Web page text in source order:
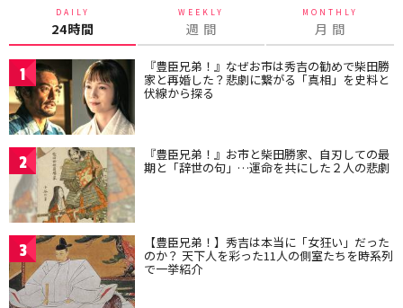
DAILY
24時間
WEEKLY
週 間
MONTHLY
月 間
1 『豊臣兄弟！』なぜお市は秀吉の勧めで柴田勝
家と再婚した？悲劇に繋がる「真相」を史料と
伏線から探る
2 『豊臣兄弟！』お市と柴田勝家、自刃しての最
期と「辞世の句」…運命を共にした２人の悲劇
3 【豊臣兄弟！】秀吉は本当に「女狂い」だった
のか？ 天下人を彩った11人の側室たちを時系列
で一挙紹介